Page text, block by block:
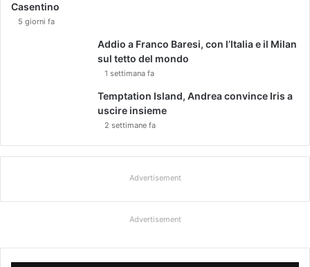
Casentino
5 giorni fa
Addio a Franco Baresi, con l’Italia e il Milan
sul tetto del mondo
1 settimana fa
Temptation Island, Andrea convince Iris a
uscire insieme
2 settimane fa
Advertisement
Advertisement